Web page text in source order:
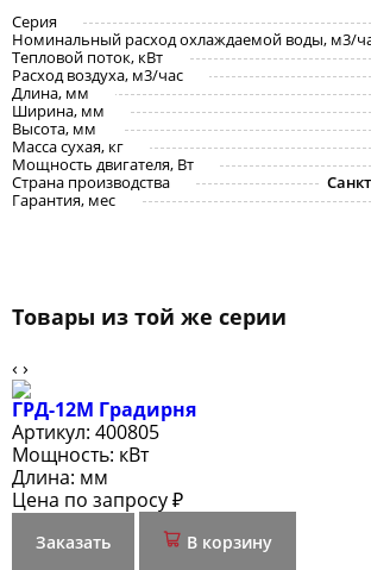
Серия
Номинальный расход охлаждаемой воды, м3/
Тепловой поток, кВт
Расход воздуха, м3/час
Длина, мм
Ширина, мм
Высота, мм
Масса сухая, кг
Мощность двигателя, Вт
Страна производства
Гарантия, мес
Товары из той же серии
‹ ›
ГРД-12М Градирня
Артикул: 400805
Мощность: кВт
Длина: мм
Цена по запросу ₽
Заказать В корзину